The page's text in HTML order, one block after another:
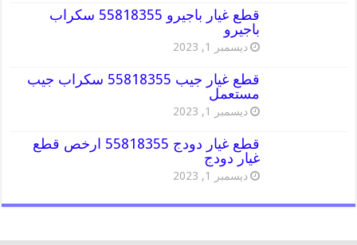
قطع غيار باجيرو 55818355 سكراب
باجيرو
ديسمبر 1, 2023
قطع غيار جيب 55818355 سكراب جيب
مستعمل
ديسمبر 1, 2023
قطع غيار دودج 55818355 ارخص قطع
غيار دودج
ديسمبر 1, 2023